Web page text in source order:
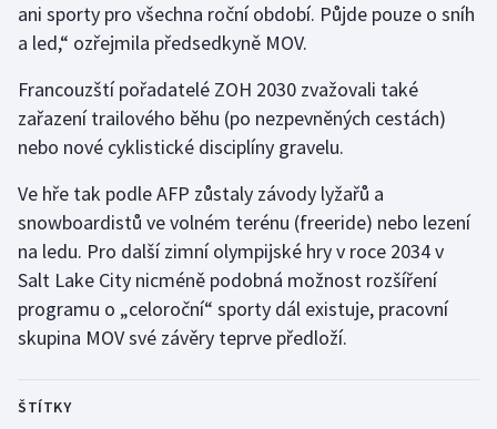
ani sporty pro všechna roční období. Půjde pouze o sníh
a led,“ ozřejmila předsedkyně MOV.
Francouzští pořadatelé ZOH 2030 zvažovali také
zařazení trailového běhu (po nezpevněných cestách)
nebo nové cyklistické disciplíny gravelu.
Ve hře tak podle AFP zůstaly závody lyžařů a
snowboardistů ve volném terénu (freeride) nebo lezení
na ledu. Pro další zimní olympijské hry v roce 2034 v
Salt Lake City nicméně podobná možnost rozšíření
programu o „celoroční“ sporty dál existuje, pracovní
skupina MOV své závěry teprve předloží.
ŠTÍTKY